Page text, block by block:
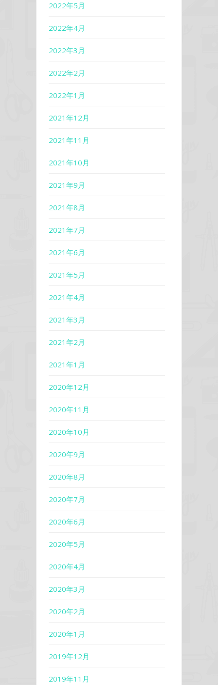
2022年5月
2022年4月
2022年3月
2022年2月
2022年1月
2021年12月
2021年11月
2021年10月
2021年9月
2021年8月
2021年7月
2021年6月
2021年5月
2021年4月
2021年3月
2021年2月
2021年1月
2020年12月
2020年11月
2020年10月
2020年9月
2020年8月
2020年7月
2020年6月
2020年5月
2020年4月
2020年3月
2020年2月
2020年1月
2019年12月
2019年11月